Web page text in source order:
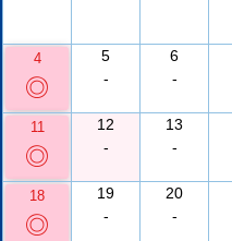
4
◎
5
-
6
-
11
◎
12
-
13
-
18
◎
19
-
20
-